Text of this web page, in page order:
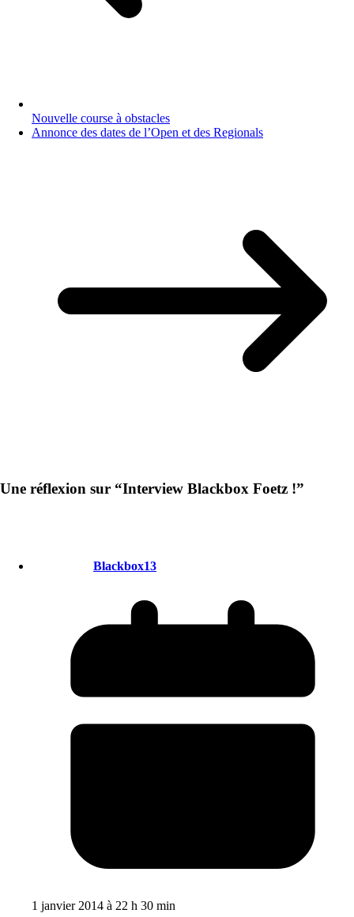
Nouvelle course à obstacles
Annonce des dates de l’Open et des Regionals
Une réflexion sur “Interview Blackbox Foetz !”
Blackbox13
1 janvier 2014 à 22 h 30 min